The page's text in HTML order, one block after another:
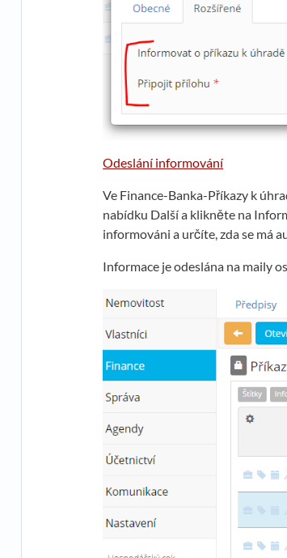
Odeslání informování
Ve Finance-Banka-Příkazy k
nabídku Další a klikněte na
informováni a určíte, zda se má
Informace je odeslána na maily